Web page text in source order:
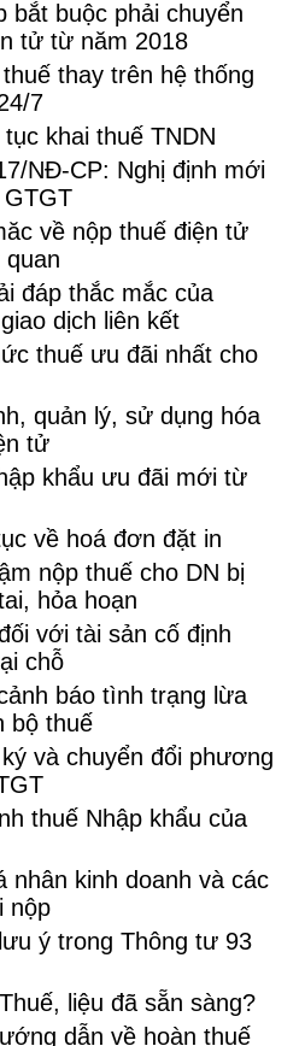
bắt buộc phải chuyển
tử từ năm 2018
thay trên hệ thống
7
khai thuế TNDN
NĐ-CP: Nghị định mới
về nộp thuế điện tử
quan
đáp thắc mắc của
dịch liên kết
thuế ưu đãi nhất cho
quản lý, sử dụng hóa
tử
khẩu ưu đãi mới từ
về hoá đơn đặt in
nộp thuế cho DN bị
hỏa hoạn
với tài sản cố định
chỗ
báo tình trạng lừa
bộ thuế
và chuyển đổi phương
thuế Nhập khẩu của
nhân kinh doanh và các
nộp
ý trong Thông tư 93
liệu đã sẵn sàng?
dẫn về hoàn thuế